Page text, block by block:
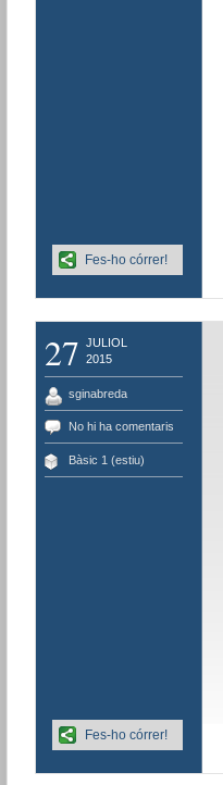
Fes-ho córrer!
27 JULIOL
2015
sginabreda
No hi ha comentaris
Bàsic 1 (estiu)
Fes-ho córrer!